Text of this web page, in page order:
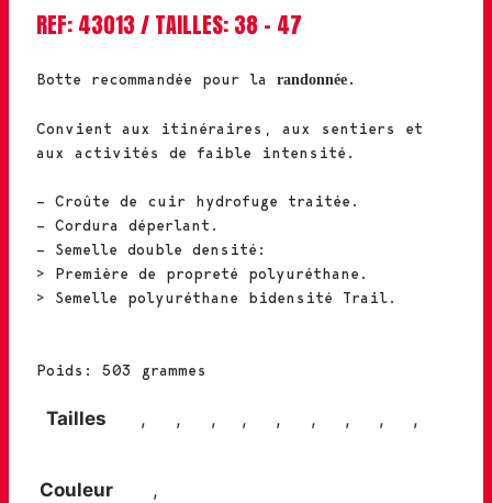
REF: 43013 / TAILLES: 38 – 47
Botte recommandée pour la randonnée .
Convient aux itinéraires, aux sentiers et
aux activités de faible intensité.
– Croûte de cuir hydrofuge traitée.
– Cordura déperlant.
– Semelle double densité:
> Première de propreté polyuréthane.
> Semelle polyuréthane bidensité Trail.
Poids: 503 grammes
Tailles , , , , , , , , ,
Couleur ,